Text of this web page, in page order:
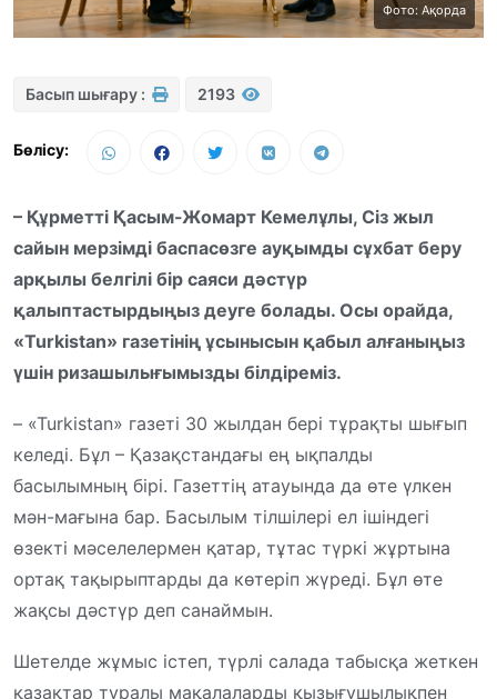
Фото: Ақорда
Басып шығару : 2193
Бөлісу:
– Құрметті Қасым-Жомарт Кемелұлы, Сіз жыл
сайын мерзімді баспасөзге ауқымды сұхбат беру
арқылы белгілі бір саяси дәстүр
қалыптастырдыңыз деуге болады. Осы орайда,
«Turkistan» газетінің ұсынысын қабыл алғаныңыз
үшін ризашылығымызды білдіреміз.
– «Turkistan» газеті 30 жылдан бері тұрақты шығып
келеді. Бұл – Қазақстандағы ең ықпалды
басылымның бірі. Газеттің атауында да өте үлкен
мән-мағына бар. Басылым тілшілері ел ішіндегі
өзекті мәселелермен қатар, тұтас түркі жұртына
ортақ тақырыптарды да көтеріп жүреді. Бұл өте
жақсы дәстүр деп санаймын.
Шетелде жұмыс істеп, түрлі салада табысқа жеткен
қазақтар туралы мақалаларды қызығушылықпен